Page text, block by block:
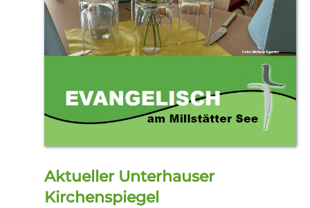
Aktueller Unterhauser
Kirchenspiegel